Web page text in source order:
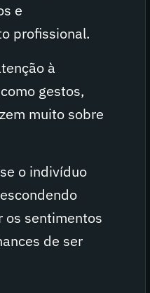
e
profissional.
à
gestos,
muito sobre
o indivíduo
os sentimentos
de ser